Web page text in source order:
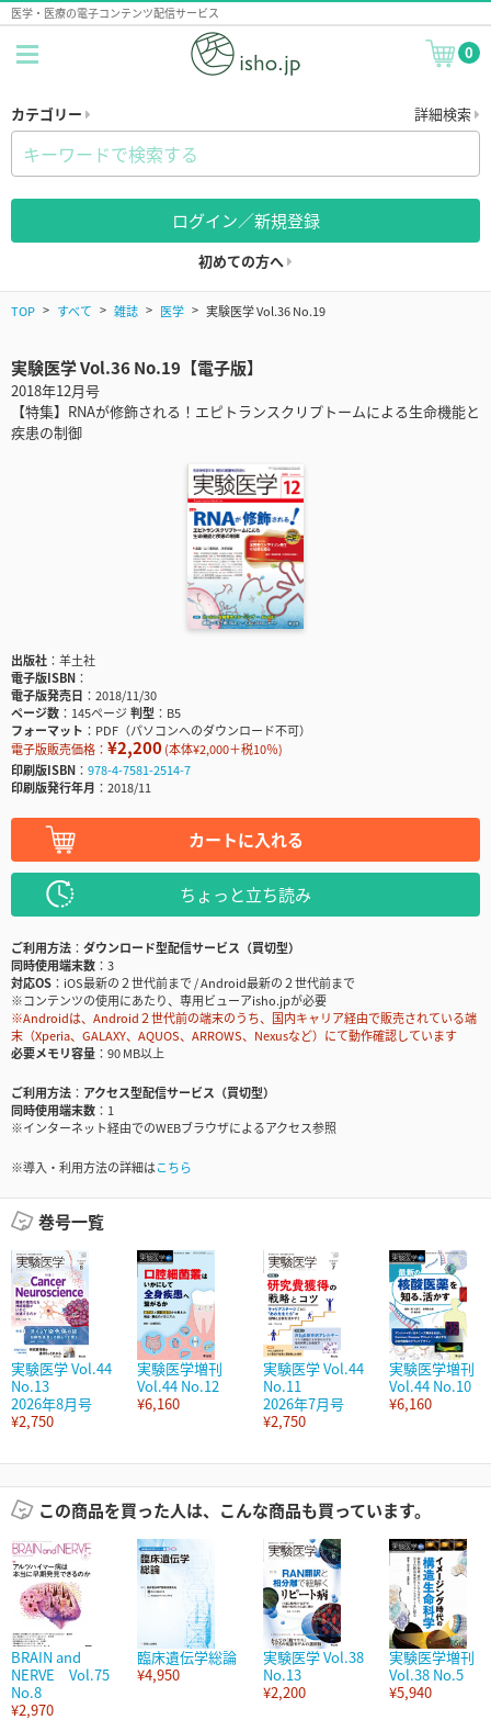
医学・医療の電子コンテンツ配信サービス
0
カテゴリー 詳細検索
ログイン／新規登録
初めての方へ
TOP すべて 雑誌 医学 実験医学 Vol.36 No.19
実験医学 Vol.36 No.19【電子版】
2018年12月号
【特集】RNAが修飾される！エピトランスクリプトームによる生命機能と
疾患の制御
出版社
羊土社
電子版ISBN
電子版発売日
2018/11/30
ページ数
145ページ判型
B5
フォーマット
PDF（パソコンへのダウンロード不可）
電子版販売価格： ¥2,200(本体¥2,000＋税10％)
印刷版ISBN
978-4-7581-2514-7
印刷版発行年月
2018/11
カートに入れる
ちょっと立ち読み
ご利用方法
ダウンロード型配信サービス（買切型）
同時使用端末数
3
対応OS
iOS最新の２世代前まで / Android最新の２世代前まで
※コンテンツの使用にあたり、専用ビューアisho.jpが必要
※Androidは、Android２世代前の端末のうち、国内キャリア経由で販売されている端
末（Xperia、GALAXY、AQUOS、ARROWS、Nexusなど）にて動作確認しています
必要メモリ容量
90 MB以上
ご利用方法
アクセス型配信サービス（買切型）
同時使用端末数
1
※インターネット経由でのWEBブラウザによるアクセス参照
※導入・利用方法の詳細はこちら
巻号一覧
実験医学 Vol.44
No.13
2026年8月号
¥2,750
実験医学増刊
Vol.44 No.12
¥6,160
実験医学 Vol.44
No.11
2026年7月号
¥2,750
実験医学増刊
Vol.44 No.10
¥6,160
この商品を買った人は、こんな商品も買っています。
BRAIN and
NERVE Vol.75
No.8
¥2,970
臨床遺伝学総論
¥4,950
実験医学 Vol.38
No.13
¥2,200
実験医学増刊
Vol.38 No.5
¥5,940